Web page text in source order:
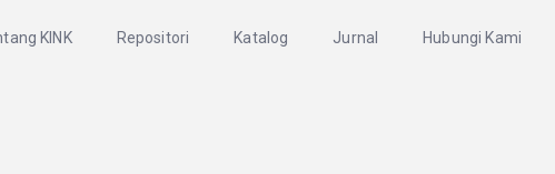
KINK Repositori Katalog Jurnal Hubungi Kami